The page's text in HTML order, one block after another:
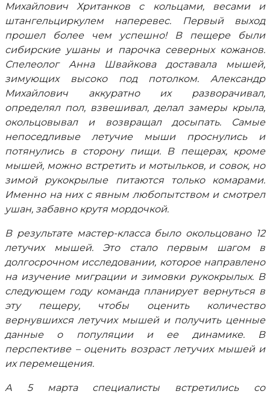
Михайлович Хританков с кольцами, весами и
штангельциркулем наперевес. Первый выход
прошел более чем успешно! В пещере были
сибирские ушаны и парочка северных кожанов.
Спелеолог Анна Швайкова доставала мышей,
зимующих высоко под потолком. Александр
Михайлович аккуратно их разворачивал,
определял пол, взвешивал, делал замеры крыла,
окольцовывал и возвращал досыпать. Самые
непоседливые летучие мыши проснулись и
потянулись в сторону пищи. В пещерах, кроме
мышей, можно встретить и мотыльков, и совок, но
зимой рукокрылые питаются только комарами.
Именно на них с явным любопытством и смотрел
ушан, забавно крутя мордочкой.
В результате мастер-класса было окольцовано 12
летучих мышей. Это стало первым шагом в
долгосрочном исследовании, которое направлено
на изучение миграции и зимовки рукокрылых. В
следующем году команда планирует вернуться в
эту пещеру, чтобы оценить количество
вернувшихся летучих мышей и получить ценные
данные о популяции и ее динамике. В
перспективе – оценить возраст летучих мышей и
их перемещения.
А 5 марта специалисты встретились со